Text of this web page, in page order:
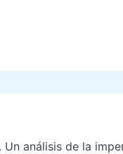
análisis de la